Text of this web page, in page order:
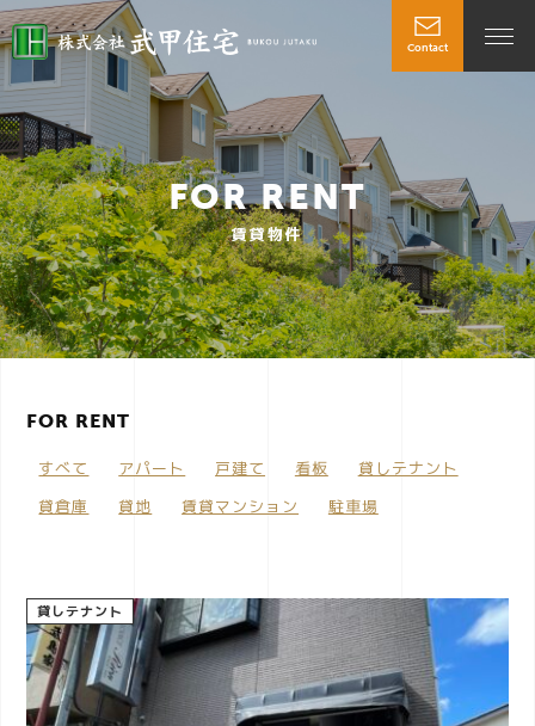
Contact
t
g
g
l
v
i
FOR RENT
賃貸物件
FOR RENT
すべて アパート 戸建て 看板 貸しテナント
貸倉庫 貸地 賃貸マンション 駐車場
貸しテナント